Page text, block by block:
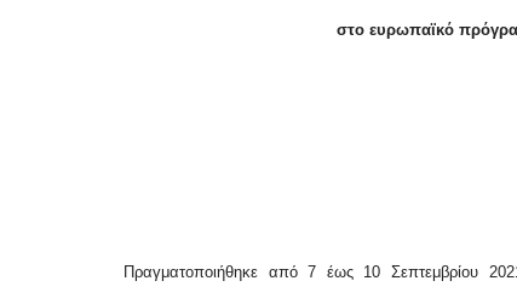
στο ευρωπαϊκό
Πραγματοποιήθηκε από 7 έως 10 Σεπτεμβρίου